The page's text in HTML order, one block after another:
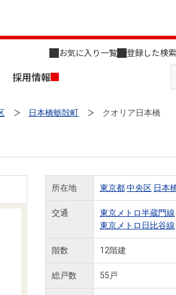
お気に入り一覧 登録した検
採用情報
中古一戸建てを探す
件を探す
屋）
日本橋蛎殻町 クオリア日本橋
所在地 東京都中央区 日本
交通 東京メトロ半蔵門線
東京メトロ日比谷線
階数 12階建
総戸数 55戸